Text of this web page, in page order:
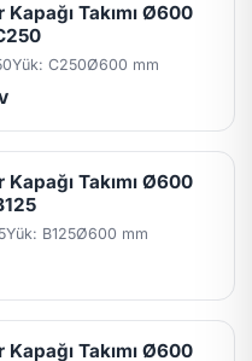
Takımı Ø600
Yük: C250Ø600 mm
Takımı Ø600
Yük: B125Ø600 mm
Takımı Ø600